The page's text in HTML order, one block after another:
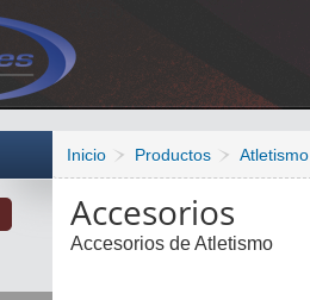
Inicio Productos Atletismo
Accesorios
Accesorios de Atletismo